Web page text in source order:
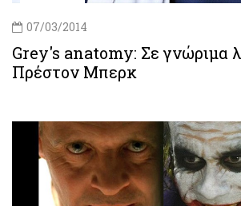
07/03/2014
Grey's anatomy: Σε γνώριμα
Πρέστον Μπερκ